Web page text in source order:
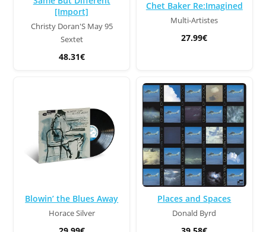
[Import]
Christy Doran'S May 95
Sextet
48.31€
Chet Baker Re:Imagined
Multi-Artistes
27.99€
Blowin’ the Blues Away
Horace Silver
Places and Spaces
Donald Byrd